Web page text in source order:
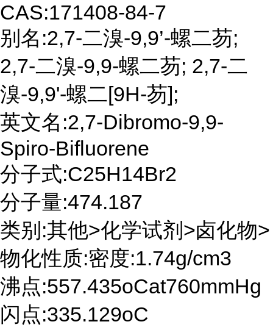
CAS:171408-84-7
别名:2,7-二溴-9,9’-螺二芴;
2,7-二溴-9,9-螺二芴; 2,7-二
溴-9,9'-螺二[9H-芴];
英文名:2,7-Dibromo-9,9-
Spiro-Bifluorene
分子式:C25H14Br2
分子量:474.187
类别:其他>化学试剂>卤化物>
物化性质:密度:1.74g/cm3
沸点:557.435oCat760mmHg
闪点:335.129oC